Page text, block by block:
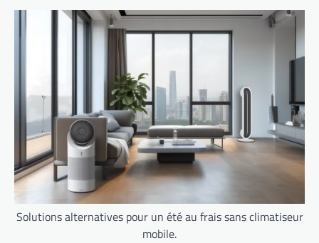
Solutions alternatives pour un été au frais sans climatiseur
mobile.